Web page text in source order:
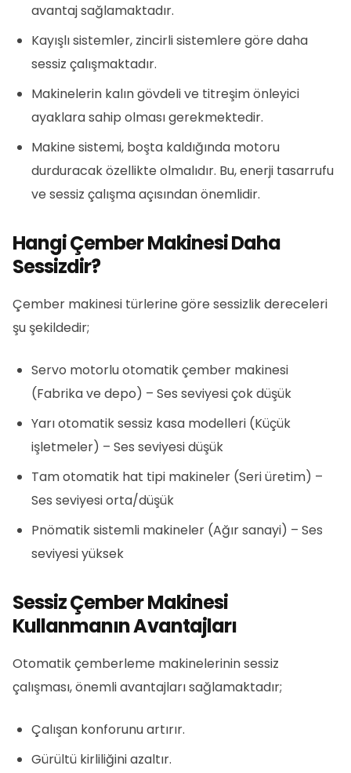
avantaj sağlamaktadır.
Kayışlı sistemler, zincirli sistemlere göre daha
sessiz çalışmaktadır.
Makinelerin kalın gövdeli ve titreşim önleyici
ayaklara sahip olması gerekmektedir.
Makine sistemi, boşta kaldığında motoru
durduracak özellikte olmalıdır. Bu, enerji tasarrufu
ve sessiz çalışma açısından önemlidir.
Hangi Çember Makinesi Daha
Sessizdir?
Çember makinesi türlerine göre sessizlik dereceleri
şu şekildedir;
Servo motorlu otomatik çember makinesi
(Fabrika ve depo) – Ses seviyesi çok düşük
Yarı otomatik sessiz kasa modelleri (Küçük
işletmeler) – Ses seviyesi düşük
Tam otomatik hat tipi makineler (Seri üretim) –
Ses seviyesi orta/düşük
Pnömatik sistemli makineler (Ağır sanayi) – Ses
seviyesi yüksek
Sessiz Çember Makinesi
Kullanmanın Avantajları
Otomatik çemberleme makinelerinin sessiz
çalışması, önemli avantajları sağlamaktadır;
Çalışan konforunu artırır.
Gürültü kirliliğini azaltır.